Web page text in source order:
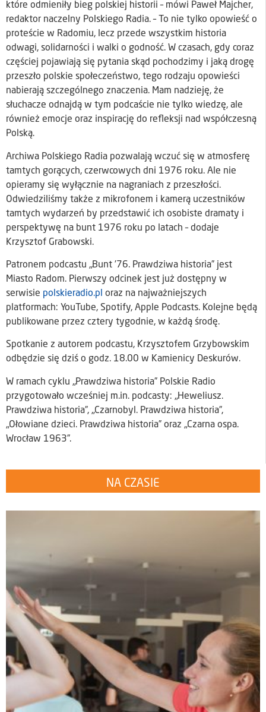
które odmieniły bieg polskiej historii – mówi Paweł Majcher,
redaktor naczelny Polskiego Radia. – To nie tylko opowieść o
proteście w Radomiu, lecz przede wszystkim historia
odwagi, solidarności i walki o godność. W czasach, gdy coraz
częściej pojawiają się pytania skąd pochodzimy i jaką drogę
przeszło polskie społeczeństwo, tego rodzaju opowieści
nabierają szczególnego znaczenia. Mam nadzieję, że
słuchacze odnajdą w tym podcaście nie tylko wiedzę, ale
również emocje oraz inspirację do refleksji nad współczesną
Polską.
Archiwa Polskiego Radia pozwalają wczuć się w atmosferę
tamtych gorących, czerwcowych dni 1976 roku. Ale nie
opieramy się wyłącznie na nagraniach z przeszłości.
Odwiedziliśmy także z mikrofonem i kamerą uczestników
tamtych wydarzeń by przedstawić ich osobiste dramaty i
perspektywę na bunt 1976 roku po latach – dodaje
Krzysztof Grabowski.
Patronem podcastu „Bunt ’76. Prawdziwa historia” jest
Miasto Radom. Pierwszy odcinek jest już dostępny w
serwisie polskieradio.pl oraz na najważniejszych
platformach: YouTube, Spotify, Apple Podcasts. Kolejne będą
publikowane przez cztery tygodnie, w każdą środę.
Spotkanie z autorem podcastu, Krzysztofem Grzybowskim
odbędzie się dziś o godz. 18.00 w Kamienicy Deskurów.
W ramach cyklu „Prawdziwa historia” Polskie Radio
przygotowało wcześniej m.in. podcasty: „Heweliusz.
Prawdziwa historia”, „Czarnobyl. Prawdziwa historia”,
„Ołowiane dzieci. Prawdziwa historia” oraz „Czarna ospa.
Wrocław 1963”.
NA CZASIE